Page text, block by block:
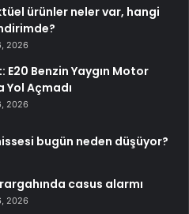
ürünler neler var, hangi
2026
E20 Benzin Yaygın Motor
Yol Açmadı
2026
bugün neden düşüyor?
casus alarmı
2026